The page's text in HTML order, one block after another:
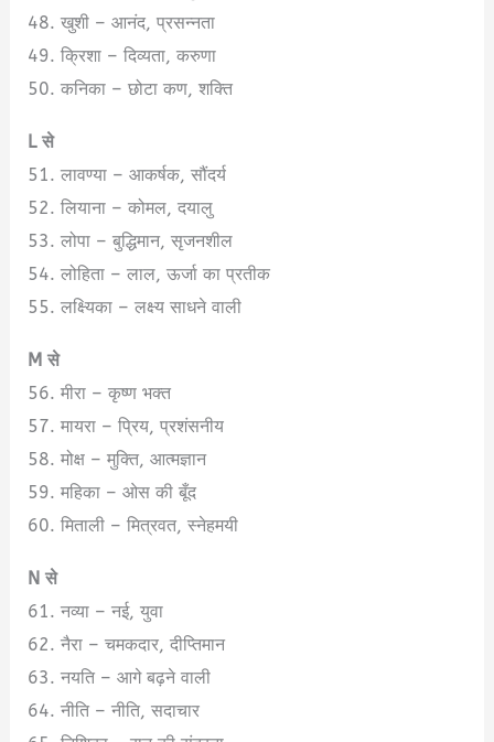
48. खुशी – आनंद, प्रसन्नता
49. क्रिशा – दिव्यता, करुणा
50. कनिका – छोटा कण, शक्ति
L से
51. लावण्या – आकर्षक, सौंदर्य
52. लियाना – कोमल, दयालु
53. लोपा – बुद्धिमान, सृजनशील
54. लोहि‍ता – लाल, ऊर्जा का प्रतीक
55. लक्ष्यिका – लक्ष्य साधने वाली
M से
56. मीरा – कृष्ण भक्त
57. मायरा – प्रिय, प्रशंसनीय
58. मोक्ष – मुक्ति, आत्मज्ञान
59. महिका – ओस की बूँद
60. मिताली – मित्रवत, स्नेहमयी
N से
61. नव्या – नई, युवा
62. नैरा – चमकदार, दीप्तिमान
63. नयति – आगे बढ़ने वाली
64. नीति – नीति, सदाचार